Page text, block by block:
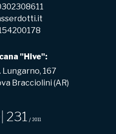
"Hive":
Lungarno, 167
Bracciolini (AR)